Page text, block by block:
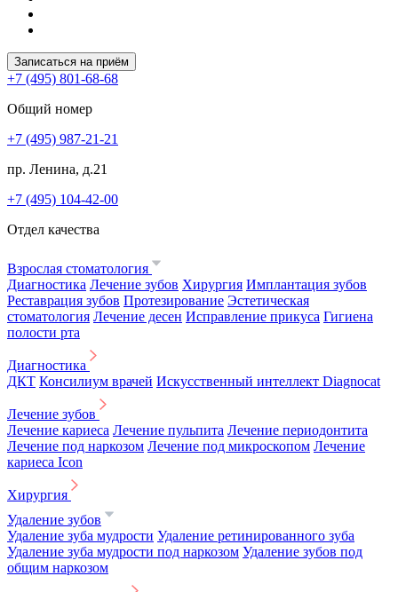
Записаться на приём
+7 (495) 801-68-68
Общий номер
+7 (495) 987-21-21
пр. Ленина, д.21
+7 (495) 104-42-00
Отдел качества
Взрослая стоматология
Диагностика Лечение зубов Хирургия Имплантация зубов
Реставрация зубов Протезирование Эстетическая
стоматология Лечение десен Исправление прикуса Гигиена
полости рта
Диагностика
ДКТ Консилиум врачей Искусственный интеллект Diagnocat
Лечение зубов
Лечение кариеса Лечение пульпита Лечение периодонтита
Лечение под наркозом Лечение под микроскопом Лечение
кариеса Icon
Хирургия
Удаление зубов
Удаление зуба мудрости Удаление ретинированного зуба
Удаление зуба мудрости под наркозом Удаление зубов под
общим наркозом